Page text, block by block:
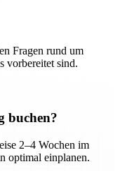
Fragen rund um
vorbereitet sind.
buchen?
2–4 Wochen im
optimal einplanen.